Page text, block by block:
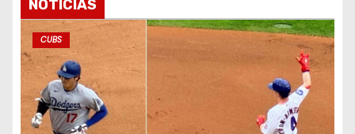
NOTICIAS
CUBS